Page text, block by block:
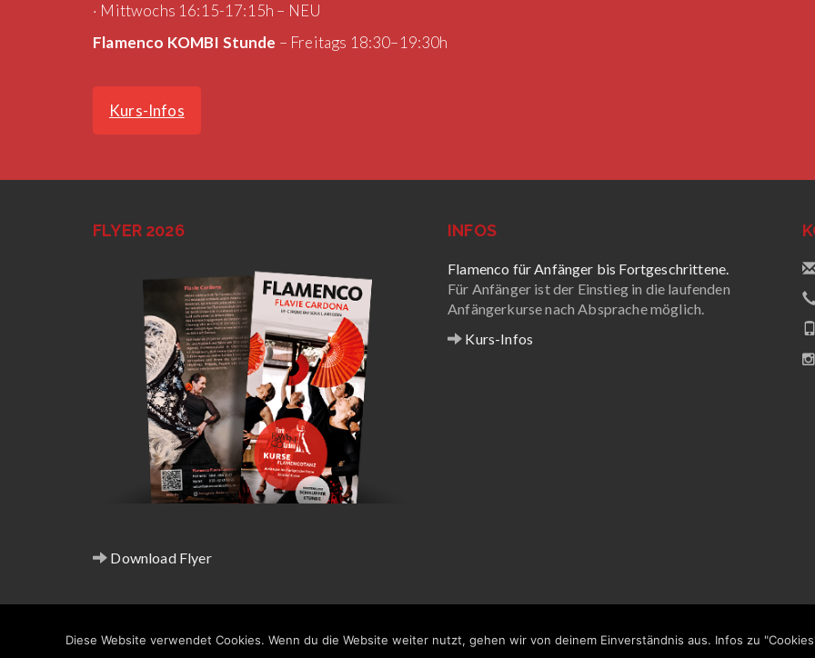
· Mittwochs 16:15-17:15h – NEU
Flamenco KOMBI Stunde – Freitags 18:30–19:30h
Kurs-Infos
FLYER 2026
Download Flyer
INFOS
Flamenco für Anfänger bis Fortgeschrittene.
Für Anfänger ist der Einstieg in die laufenden
Anfängerkurse nach Absprache möglich.
Kurs-Infos
F
Impressum & Datenschutz ©2026 Flamenco Flavie Cardona
Diese Website verwendet Cookies. Wenn du die Website weiter nutzt, gehen wir von deinem Einverständnis aus. Infos zu